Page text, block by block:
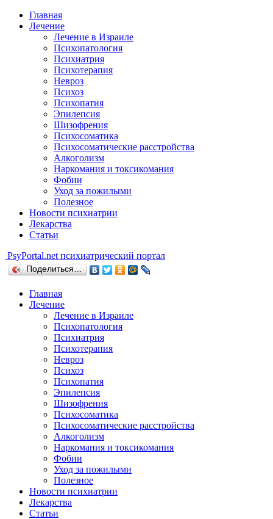
Главная
Лечение
Лечение в Израиле
Психопатология
Психиатрия
Психотерапия
Невроз
Психоз
Психопатия
Эпилепсия
Шизофрения
Психосоматика
Психосоматические расстройства
Алкоголизм
Наркомания и токсикомания
Фобии
Уход за пожилыми
Полезное
Новости психиатрии
Лекарства
Статьи
PsyPortal.net психиатрический портал
Поделиться…
Главная
Лечение
Лечение в Израиле
Психопатология
Психиатрия
Психотерапия
Невроз
Психоз
Психопатия
Эпилепсия
Шизофрения
Психосоматика
Психосоматические расстройства
Алкоголизм
Наркомания и токсикомания
Фобии
Уход за пожилыми
Полезное
Новости психиатрии
Лекарства
Статьи